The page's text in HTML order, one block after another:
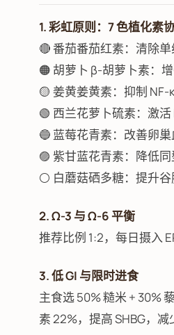
1. 彩虹原则：7 色植化素
🔴 番茄番茄红素：清除
🟠 胡萝卜 β-胡萝卜素：
🟡 姜黄姜黄素：抑制 NF-
🟢 西兰花萝卜硫素：激
🔵 蓝莓花青素：改善卵巢
🟣 紫甘蓝花青素：降低
⚪ 白蘑菇硒多糖：提升
2. Ω-3 与 Ω-6 平衡
推荐比例 1:2，每日摄入
3. 低 GI 与限时进食
主食选 50% 糙米 + 30%
素 22%，提高 SHBG，减